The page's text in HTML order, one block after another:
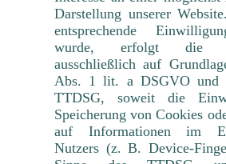
Darstellung unserer
entsprechende
wurde, erfolgt die
ausschließlich auf
Abs. 1 lit. a DSGVO und
TTDSG, soweit die
Speicherung von Cookies
auf Informationen im
Nutzers (z. B. Device-